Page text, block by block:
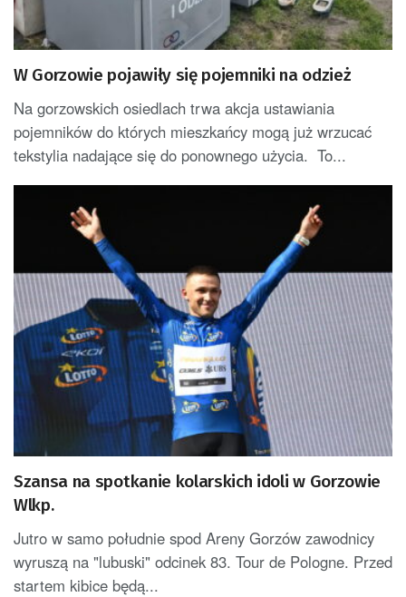
W Gorzowie pojawiły się pojemniki na odzież
Na gorzowskich osiedlach trwa akcja ustawiania
pojemników do których mieszkańcy mogą już wrzucać
tekstylia nadające się do ponownego użycia. To...
Szansa na spotkanie kolarskich idoli w Gorzowie
Wlkp.
Jutro w samo południe spod Areny Gorzów zawodnicy
wyruszą na "lubuski" odcinek 83. Tour de Pologne. Przed
startem kibice będą...